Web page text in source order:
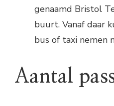
genaamd Bristol
buurt. Vanaf daar
bus of taxi nemen
Aantal